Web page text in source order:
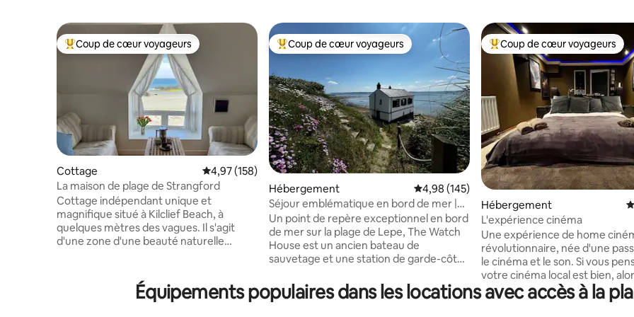
Coups de cœur voyageurs les plus appréciés
Coup de cœur voyageurs
Cottage Évaluation moyenne sur la base de 158 commentaires : 4,97 sur 5
4,97 (158)
La maison de plage de Strangford
Cottage indépendant unique et
magnifique situé à Kilclief Beach, à
quelques mètres des vagues. Il s'agit
d'une zone d'une beauté naturelle
nautiques (en particulier de la natation),
de la marche, du vélo, de l'observation
Coups de cœur voyageurs les plus appréciés
Coup de cœur voyageurs
Hébergement Évaluation moyenne sur la base de 145
4,98 (145)
Séjour emblématique en bord de mer |
The Watch House, Lepe
Un point de repère exceptionnel en bord
de mer sur la plage de Lepe, The Watch
House est un ancien bateau de
sauvetage et une station de garde-côtes
pour lutter contre la contrebande à
travers le Solent. Avec ses
Coups de cœur voyageurs les
Coup de cœur voyageurs
Hébergement
L'expérience cinéma
Une expérience de home
révolutionnaire, née d'une
le cinéma et le son. Si vous
votre cinéma local est bien,
vous faire une vraie surprise ! Vous
bénéficiez du système audio
Équipements populaires dans les locations avec accès à la